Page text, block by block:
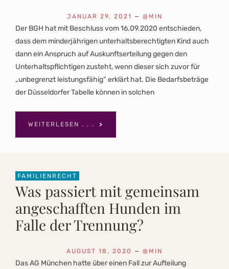
JANUAR 29, 2021 — @MIN
Der BGH hat mit Beschluss vom 16.09.2020 entschieden,
dass dem minderjährigen unterhaltsberechtigten Kind auch
dann ein Anspruch auf Auskunftserteilung gegen den
Unterhaltspflichtigen zusteht, wenn dieser sich zuvor für
„unbegrenzt leistungsfähig“ erklärt hat. Die Bedarfsbeträge
der Düsseldorfer Tabelle können in solchen
WEITERLESEN . . .
FAMILIENRECHT
Was passiert mit gemeinsam
angeschafften Hunden im
Falle der Trennung?
AUGUST 18, 2020 — @MIN
Das AG München hatte über einen Fall zur Aufteilung